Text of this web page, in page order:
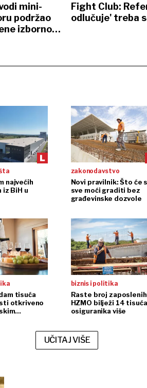
mini-
podržao
izbornog
Fight Club:
odlučuje' treba
najvećih
BiH u
zakonodavstvo
Novi pravilnik: Što će
sve moći graditi bez
građevinske dozvole
tisuća
otkriveno
biznis i politika
Raste broj
HZMO bilježi 14 tisuća
osiguranika više
UČITAJ VIŠE